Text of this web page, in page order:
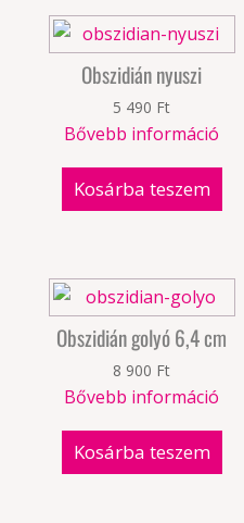
Obszidián nyuszi
5 490 Ft
Bővebb információ
Kosárba teszem
Obszidián golyó 6,4 cm
8 900 Ft
Bővebb információ
Kosárba teszem